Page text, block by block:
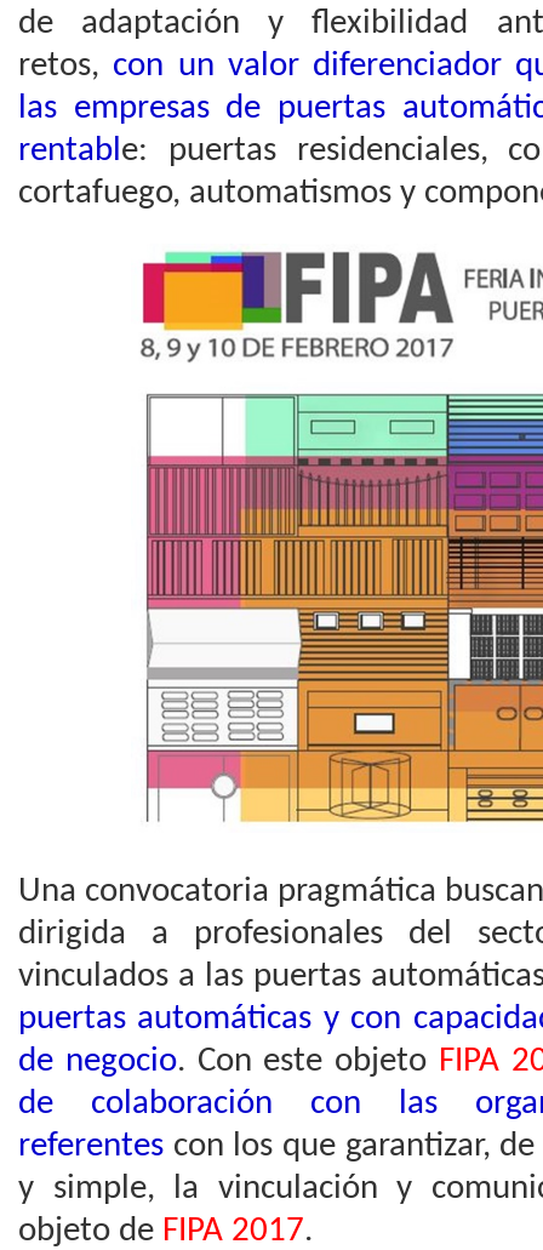
de adaptación y flexibilidad
retos, con un valor diferenciador
las empresas de puertas
rentable: puertas residenciales,
cortafuego, automatismos y
Una convocatoria pragmática
dirigida a profesionales del
vinculados a las puertas
puertas automáticas y con
de negocio. Con este objeto FIPA
de colaboración con las
referentes con los que garantizar,
y simple, la vinculación y
objeto de FIPA 2017.